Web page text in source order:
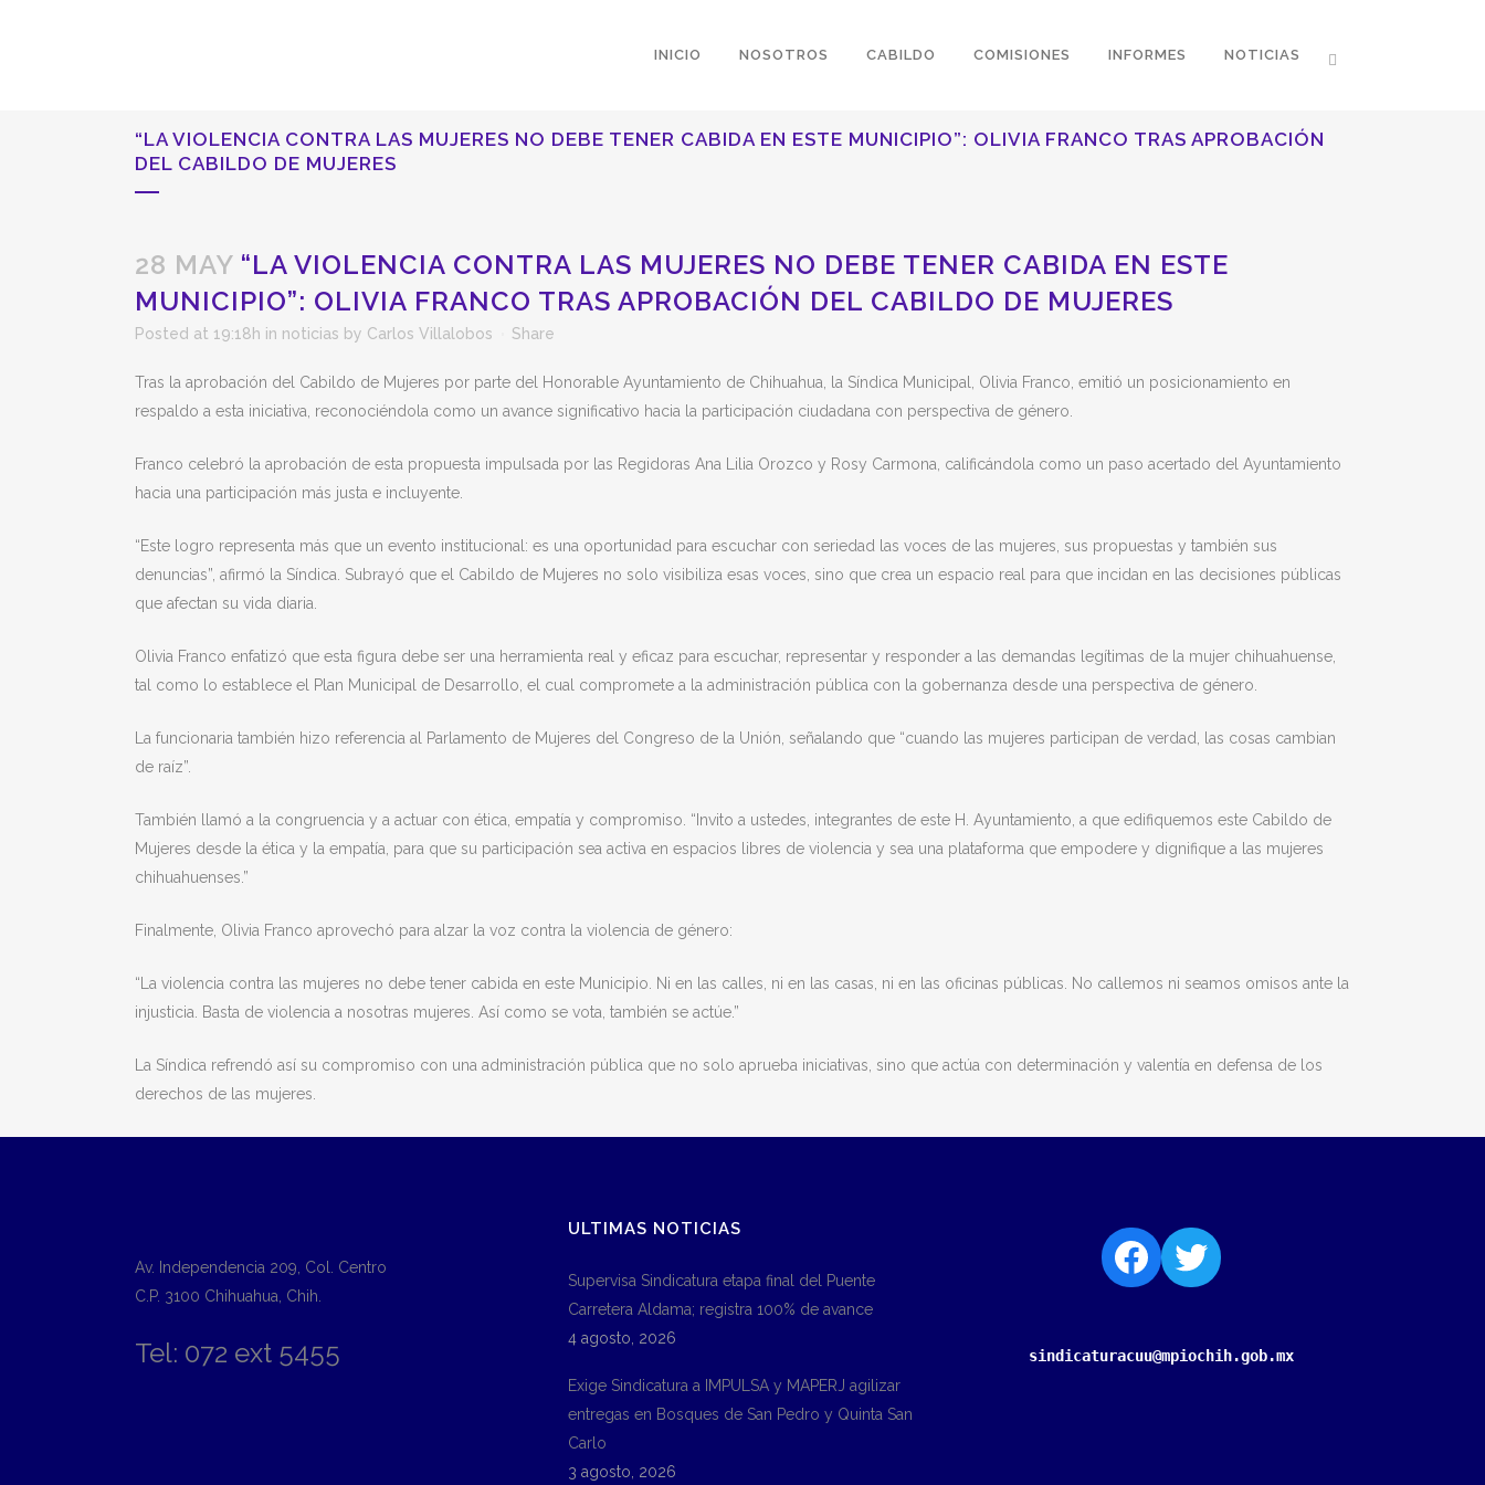
INICIO NOSOTROS CABILDO COMISIONES INFORMES NOTICIAS
“LA VIOLENCIA CONTRA LAS MUJERES NO DEBE TENER CABIDA EN ESTE MUNICIPIO”: OLIVIA FRANCO TRAS APROBACIÓN
DEL CABILDO DE MUJERES
28 MAY “LA VIOLENCIA CONTRA LAS MUJERES NO DEBE TENER CABIDA EN ESTE
MUNICIPIO”: OLIVIA FRANCO TRAS APROBACIÓN DEL CABILDO DE MUJERES
Posted at 19:18h in noticias by Carlos Villalobos Share
Tras la aprobación del Cabildo de Mujeres por parte del Honorable Ayuntamiento de Chihuahua, la Síndica Municipal, Olivia Franco, emitió un posicionamiento en
respaldo a esta iniciativa, reconociéndola como un avance significativo hacia la participación ciudadana con perspectiva de género.
Franco celebró la aprobación de esta propuesta impulsada por las Regidoras Ana Lilia Orozco y Rosy Carmona, calificándola como un paso acertado del Ayuntamiento
hacia una participación más justa e incluyente.
“Este logro representa más que un evento institucional: es una oportunidad para escuchar con seriedad las voces de las mujeres, sus propuestas y también sus
denuncias”, afirmó la Síndica. Subrayó que el Cabildo de Mujeres no solo visibiliza esas voces, sino que crea un espacio real para que incidan en las decisiones públicas
que afectan su vida diaria.
Olivia Franco enfatizó que esta figura debe ser una herramienta real y eficaz para escuchar, representar y responder a las demandas legítimas de la mujer chihuahuense,
tal como lo establece el Plan Municipal de Desarrollo, el cual compromete a la administración pública con la gobernanza desde una perspectiva de género.
La funcionaria también hizo referencia al Parlamento de Mujeres del Congreso de la Unión, señalando que “cuando las mujeres participan de verdad, las cosas cambian
de raíz”.
También llamó a la congruencia y a actuar con ética, empatía y compromiso. “Invito a ustedes, integrantes de este H. Ayuntamiento, a que edifiquemos este Cabildo de
Mujeres desde la ética y la empatía, para que su participación sea activa en espacios libres de violencia y sea una plataforma que empodere y dignifique a las mujeres
chihuahuenses.”
Finalmente, Olivia Franco aprovechó para alzar la voz contra la violencia de género:
“La violencia contra las mujeres no debe tener cabida en este Municipio. Ni en las calles, ni en las casas, ni en las oficinas públicas. No callemos ni seamos omisos ante la
injusticia. Basta de violencia a nosotras mujeres. Así como se vota, también se actúe.”
La Síndica refrendó así su compromiso con una administración pública que no solo aprueba iniciativas, sino que actúa con determinación y valentía en defensa de los
derechos de las mujeres.
Av. Independencia 209, Col. Centro
C.P. 3100 Chihuahua, Chih.
Tel: 072 ext 5455
ULTIMAS NOTICIAS
Supervisa Sindicatura etapa final del Puente
Carretera Aldama; registra 100% de avance
4 agosto, 2026
Exige Sindicatura a IMPULSA y MAPERJ agilizar
entregas en Bosques de San Pedro y Quinta San
Carlo
3 agosto, 2026
sindicaturacuu@mpiochih.gob.mx